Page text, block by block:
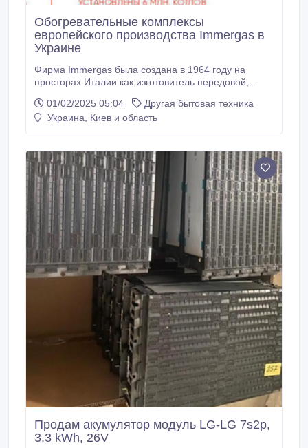
Обогревательные комплексы
европейского производства Immergas в
Украине
Фирма Immergas была создана в 1964 году на
просторах Италии как изготовитель передовой,
отопительной техники. На сегодняшний день
занимает лидирующие позиции в рейтинге газовой
Иммергаз изготовляет отопительные газовые котлы,
которые делятся на много разных вариантов и
категорий.
01/02/2025 05:04
Другая бытовая техника
Украина, Киев и область
Продам акумулятор модуль LG-LG 7s2p,
3.3 kWh, 26V